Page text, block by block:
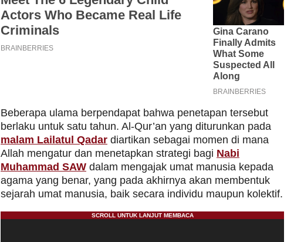
Beberapa ulama berpendapat bahwa penetapan tersebut
berlaku untuk satu tahun. Al-Qur’an yang diturunkan pada
malam Lailatul Qadar diartikan sebagai momen di mana
Allah mengatur dan menetapkan strategi bagi Nabi
Muhammad SAW dalam mengajak umat manusia kepada
agama yang benar, yang pada akhirnya akan membentuk
sejarah umat manusia, baik secara individu maupun kolektif.